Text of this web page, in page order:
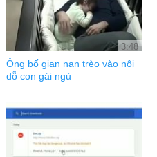
3:48
Ông bố gian nan trèo vào nôi
dỗ con gái ngủ